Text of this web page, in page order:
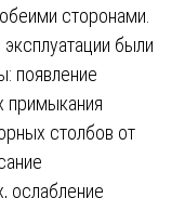
сторонами.
были
появление
примыкания
столбов от
ослабление